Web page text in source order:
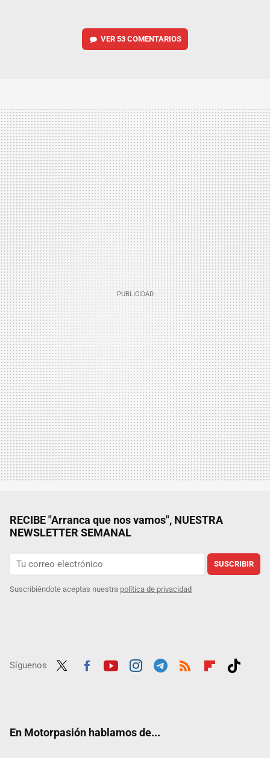
VER 53 COMENTARIOS
RECIBE "Arranca que nos vamos", NUESTRA
NEWSLETTER SEMANAL
SUSCRIBIR
Suscribiéndote aceptas nuestra política de privacidad
Síguenos
En Motorpasión hablamos de...